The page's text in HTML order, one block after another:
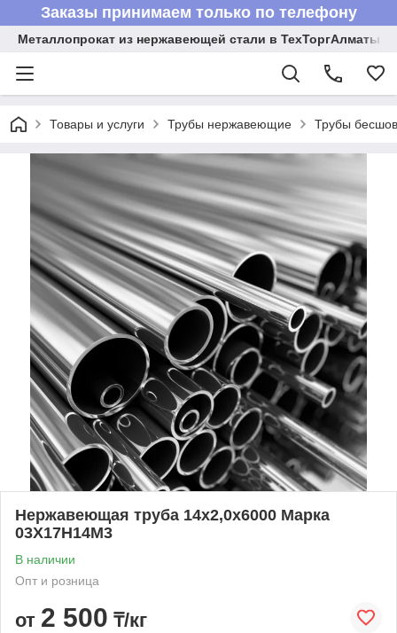
Заказы принимаем только по телефону
Металлопрокат из нержавеющей стали в ТехТоргАлматы
Товары и услуги Трубы нержавеющие Трубы
Нержавеющая труба 14х2,0х6000 Марка
03Х17Н14М3
В наличии
Опт и розница
от 2 500 ₸/кг